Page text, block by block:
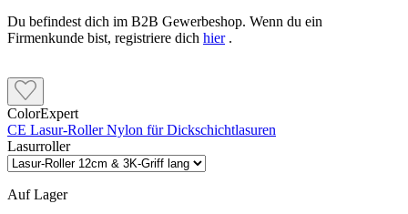
Du befindest dich im B2B Gewerbeshop. Wenn du ein
Firmenkunde bist, registriere dich hier.
ColorExpert
CE Lasur-Roller Nylon für Dickschichtlasuren
Lasurroller
Auf Lager